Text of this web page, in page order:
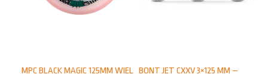
BONT JET CXXV 3×125 MM –
MPC BLACK MAGIC 125MM WIEL